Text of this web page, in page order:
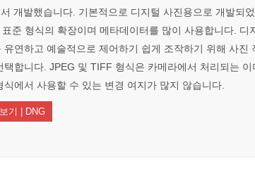
개발했습니다. 기본적으로 디지털 사진용으로 개발되
준 형식의 확장이며 메타데이터를 많이 사용합니다. 디
유연하고 예술적으로 제어하기 쉽게 조작하기 위해 사진
택합니다. JPEG 및 TIFF 형식은 카메라에서 처리되는 이
식에서 사용할 수 있는 변경 여지가 많지 않습니다.
기 | DNG